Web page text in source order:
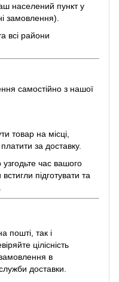
населений пункт у
замовлення).
всі райони
самостійно з нашої
товар на місці,
за доставку.
час вашого
підготувати та
пошті, так і
цілісність
в
доставки.